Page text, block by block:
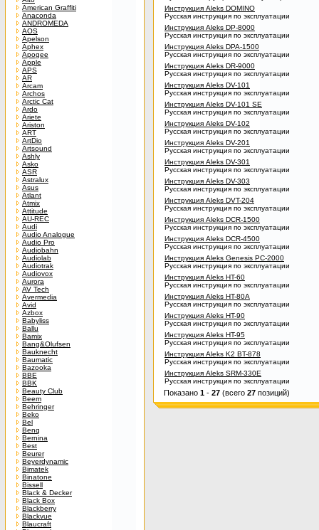
American Graffiti
Anaconda
ANDROMEDA
AOS
Apelson
Aphex
Apogee
Apple
APS
AR
Arcam
Archos
Arctic Cat
Ardo
Ariete
Ariston
ART
ArtDio
Artsound
Ashly
Asko
ASR
Astralux
Asus
Atlant
Atmix
Attitude
AU-REC
Audi
Audio Analogue
Audio Pro
Audiobahn
Audiolab
Audiotrak
Audiovox
Aurora
AV Tech
Avermedia
Avid
Azbox
Babyliss
Ballu
Bamix
Bang&Olufsen
Bauknecht
Baumatic
Bazooka
BBE
BBK
Beauty Club
Beem
Behringer
Beko
Bel
Benq
Bernina
Best
Beurer
Beyerdynamic
Bimatek
Binatone
Bissell
Black & Decker
Black Box
Blackberry
Blackvue
Blaucraft
Инструкция Aleks DOMINO
Русская инструкция по эксплуатации
Инструкция Aleks DP-8000
Русская инструкция по эксплуатации
Инструкция Aleks DPA-1500
Русская инструкция по эксплуатации
Инструкция Aleks DR-9000
Русская инструкция по эксплуатации
Инструкция Aleks DV-101
Русская инструкция по эксплуатации
Инструкция Aleks DV-101 SE
Русская инструкция по эксплуатации
Инструкция Aleks DV-102
Русская инструкция по эксплуатации
Инструкция Aleks DV-201
Русская инструкция по эксплуатации
Инструкция Aleks DV-301
Русская инструкция по эксплуатации
Инструкция Aleks DV-303
Русская инструкция по эксплуатации
Инструкция Aleks DVT-204
Русская инструкция по эксплуатации
Инструкция Aleks DСR-1500
Русская инструкция по эксплуатации
Инструкция Aleks DСR-4500
Русская инструкция по эксплуатации
Инструкция Aleks Genesis PC-2000
Русская инструкция по эксплуатации
Инструкция Aleks HT-60
Русская инструкция по эксплуатации
Инструкция Aleks HT-80A
Русская инструкция по эксплуатации
Инструкция Aleks HT-90
Русская инструкция по эксплуатации
Инструкция Aleks HT-95
Русская инструкция по эксплуатации
Инструкция Aleks K2 BT-878
Русская инструкция по эксплуатации
Инструкция Aleks SRM-330E
Русская инструкция по эксплуатации
Показано 1 - 27 (всего 27 позиций)